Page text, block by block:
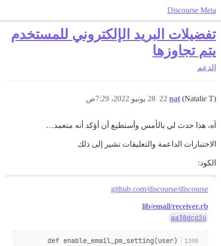
Discourse Meta
تفضيلات البريد الإلكتروني للمستخدم
يتم تجاوزها
الدعم
nat (Natalie T) 28 يونيو 2022، 7:29ص 22
آه، هذا حدث لي بالأمس وأستطيع أن أؤكد أنه متعمد…
الاختبارات الداعمة والتعليقات تشير إلى ذلك
الكود:
github.com/discourse/discourse
lib/email/receiver.rb
aa38dcd26
def enable_email_pm_setting(user)